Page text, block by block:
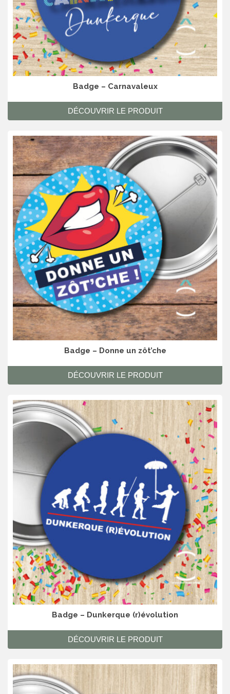
Badge – Carnavaleux
DÉCOUVRIR LE PRODUIT
Badge – Donne un zôt’che
DÉCOUVRIR LE PRODUIT
Badge – Dunkerque (r)évolution
DÉCOUVRIR LE PRODUIT